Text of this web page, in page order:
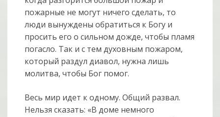
пожарные не могут ничего сделать, то
люди вынуждены обратиться к Богу и
просить его о сильном дожде, чтобы пламя
погасло. Так и с тем духовным пожаром,
который раздул диавол, нужна лишь
молитва, чтобы Бог помог.
Весь мир идет к одному. Общий развал.
Нельзя сказать: «В доме немного